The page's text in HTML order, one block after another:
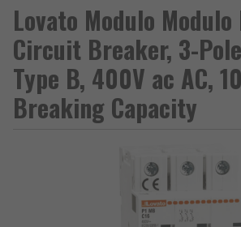
Lovato Modulo
Circuit Breaker, 3-
Type B, 400V ac AC,
Breaking Capacity